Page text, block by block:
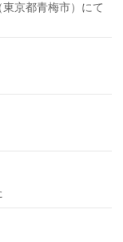
京都青梅市）にて